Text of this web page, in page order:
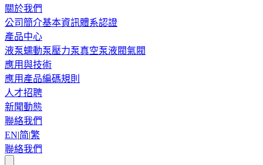
關於我們
公司簡介基本資訊體系認證
產品中心
液泵蠕動泵壓力泵真空泵液閥氣閥
應用與技術
應用 產品編碼規則
人才招聘
新聞動態
聯絡我們
EN|简|繁
聯絡我們